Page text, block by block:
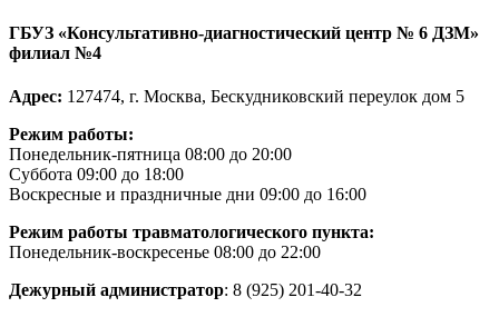
ГБУЗ «Консультативно-диагностический центр № 6 ДЗМ»
филиал №4
Адрес: 127474, г. Москва, Бескудниковский переулок дом 5
Режим работы:
Понедельник-пятница 08:00 до 20:00
Суббота 09:00 до 18:00
Воскресные и праздничные дни 09:00 до 16:00
Режим работы травматологического пункта:
Понедельник-воскресенье 08:00 до 22:00
Дежурный администратор: 8 (925) 201-40-32